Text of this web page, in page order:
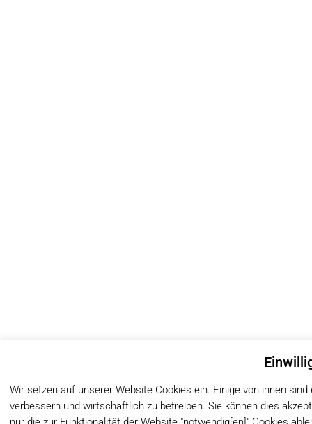
Wir setzen auf unserer Website Cookies ein. Einige von ihnen
verbessern und wirtschaftlich zu betreiben. Sie können dies